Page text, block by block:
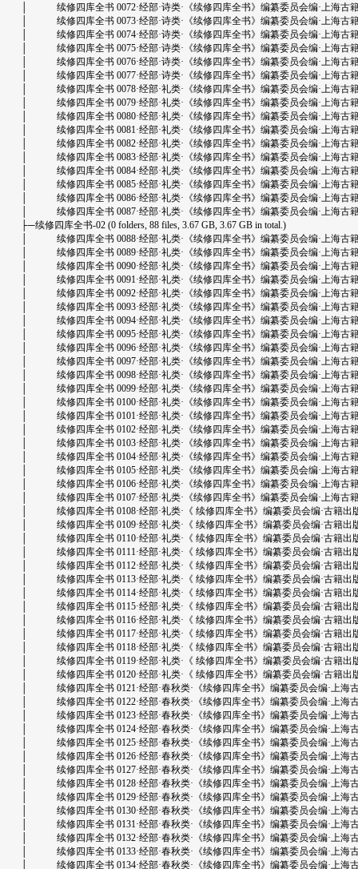
│ 续修四库全书 0072·经部·诗类·《续修四库全书》编纂委员会编·上海古
│ 续修四库全书 0073·经部·诗类·《续修四库全书》编纂委员会编·上海古
│ 续修四库全书 0074·经部·诗类·《续修四库全书》编纂委员会编·上海古
│ 续修四库全书 0075·经部·诗类·《续修四库全书》编纂委员会编·上海古
│ 续修四库全书 0076·经部·诗类·《续修四库全书》编纂委员会编·上海古
│ 续修四库全书 0077·经部·诗类·《续修四库全书》编纂委员会编·上海古
│ 续修四库全书 0078·经部·礼类·《续修四库全书》编纂委员会编·上海古
│ 续修四库全书 0079·经部·礼类·《续修四库全书》编纂委员会编·上海古
│ 续修四库全书 0080·经部·礼类·《续修四库全书》编纂委员会编·上海古
│ 续修四库全书 0081·经部·礼类·《续修四库全书》编纂委员会编·上海古
│ 续修四库全书 0082·经部·礼类·《续修四库全书》编纂委员会编·上海古
│ 续修四库全书 0083·经部·礼类·《续修四库全书》编纂委员会编·上海古
│ 续修四库全书 0084·经部·礼类·《续修四库全书》编纂委员会编·上海古
│ 续修四库全书 0085·经部·礼类·《续修四库全书》编纂委员会编·上海古
│ 续修四库全书 0086·经部·礼类·《续修四库全书》编纂委员会编·上海古
│ 续修四库全书 0087·经部·礼类·《续修四库全书》编纂委员会编·上海古
├─续修四库全书-02 (0 folders, 88 files, 3.67 GB, 3.67 GB in total.)
│ 续修四库全书 0088·经部·礼类·《续修四库全书》编纂委员会编·上海古
│ 续修四库全书 0089·经部·礼类·《续修四库全书》编纂委员会编·上海古
│ 续修四库全书 0090·经部·礼类·《续修四库全书》编纂委员会编·上海古
│ 续修四库全书 0091·经部·礼类·《续修四库全书》编纂委员会编·上海古
│ 续修四库全书 0092·经部·礼类·《续修四库全书》编纂委员会编·上海古
│ 续修四库全书 0093·经部·礼类·《续修四库全书》编纂委员会编·上海古
│ 续修四库全书 0094·经部·礼类·《续修四库全书》编纂委员会编·上海古
│ 续修四库全书 0095·经部·礼类·《续修四库全书》编纂委员会编·上海古
│ 续修四库全书 0096·经部·礼类·《续修四库全书》编纂委员会编·上海古
│ 续修四库全书 0097·经部·礼类·《续修四库全书》编纂委员会编·上海古
│ 续修四库全书 0098·经部·礼类·《续修四库全书》编纂委员会编·上海古
│ 续修四库全书 0099·经部·礼类·《续修四库全书》编纂委员会编·上海古
│ 续修四库全书 0100·经部·礼类·《续修四库全书》编纂委员会编·上海古
│ 续修四库全书 0101·经部·礼类·《续修四库全书》编纂委员会编·上海古
│ 续修四库全书 0102·经部·礼类·《续修四库全书》编纂委员会编·上海古
│ 续修四库全书 0103·经部·礼类·《续修四库全书》编纂委员会编·上海古
│ 续修四库全书 0104·经部·礼类·《续修四库全书》编纂委员会编·上海古
│ 续修四库全书 0105·经部·礼类·《续修四库全书》编纂委员会编·上海古
│ 续修四库全书 0106·经部·礼类·《续修四库全书》编纂委员会编·上海古
│ 续修四库全书 0107·经部·礼类·《续修四库全书》编纂委员会编·上海古
│ 续修四库全书 0108·经部·礼类·《 续修四库全书》编纂委员会编·古籍出
│ 续修四库全书 0109·经部·礼类·《 续修四库全书》编纂委员会编·古籍出
│ 续修四库全书 0110·经部·礼类·《 续修四库全书》编纂委员会编·古籍出
│ 续修四库全书 0111·经部·礼类·《 续修四库全书》编纂委员会编·古籍出
│ 续修四库全书 0112·经部·礼类·《 续修四库全书》编纂委员会编·古籍出
│ 续修四库全书 0113·经部·礼类·《 续修四库全书》编纂委员会编·古籍出
│ 续修四库全书 0114·经部·礼类·《 续修四库全书》编纂委员会编·古籍出
│ 续修四库全书 0115·经部·礼类·《 续修四库全书》编纂委员会编·古籍出
│ 续修四库全书 0116·经部·礼类·《 续修四库全书》编纂委员会编·古籍出
│ 续修四库全书 0117·经部·礼类·《 续修四库全书》编纂委员会编·古籍出
│ 续修四库全书 0118·经部·礼类·《 续修四库全书》编纂委员会编·古籍出
│ 续修四库全书 0119·经部·礼类·《 续修四库全书》编纂委员会编·古籍出
│ 续修四库全书 0120·经部·礼类·《 续修四库全书》编纂委员会编·古籍出
│ 续修四库全书 0121·经部·春秋类·《续修四库全书》编纂委员会编·上海
│ 续修四库全书 0122·经部·春秋类·《续修四库全书》编纂委员会编·上海
│ 续修四库全书 0123·经部·春秋类·《续修四库全书》编纂委员会编·上海
│ 续修四库全书 0124·经部·春秋类·《续修四库全书》编纂委员会编·上海
│ 续修四库全书 0125·经部·春秋类·《续修四库全书》编纂委员会编·上海
│ 续修四库全书 0126·经部·春秋类·《续修四库全书》编纂委员会编·上海
│ 续修四库全书 0127·经部·春秋类·《续修四库全书》编纂委员会编·上海
│ 续修四库全书 0128·经部·春秋类·《续修四库全书》编纂委员会编·上海
│ 续修四库全书 0129·经部·春秋类·《续修四库全书》编纂委员会编·上海
│ 续修四库全书 0130·经部·春秋类·《续修四库全书》编纂委员会编·上海
│ 续修四库全书 0131·经部·春秋类·《续修四库全书》编纂委员会编·上海
│ 续修四库全书 0132·经部·春秋类·《续修四库全书》编纂委员会编·上海
│ 续修四库全书 0133·经部·春秋类·《续修四库全书》编纂委员会编·上海
│ 续修四库全书 0134·经部·春秋类·《续修四库全书》编纂委员会编·上海